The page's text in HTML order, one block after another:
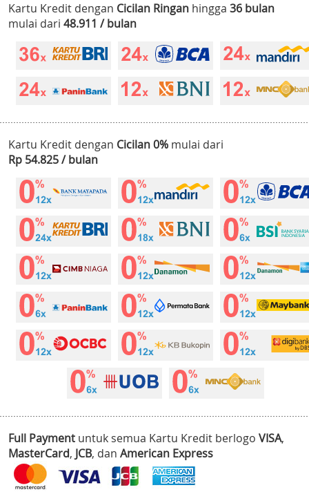
Kartu Kredit dengan Cicilan Ringan hingga 36 bulan
mulai dari 48.911 / bulan
Kartu Kredit dengan Cicilan 0% mulai dari
Rp 54.825 / bulan
Full Payment untuk semua Kartu Kredit berlogo VISA,
MasterCard, JCB, dan American Express